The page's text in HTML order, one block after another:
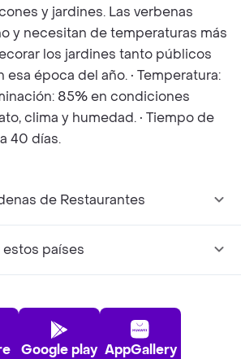
y jardines. Las verbenas
y necesitan de temperaturas más
los jardines tanto públicos
época del año. • Temperatura:
85% en condiciones
clima y humedad. • Tiempo de
40 días.
de Restaurantes
países
Google play AppGallery